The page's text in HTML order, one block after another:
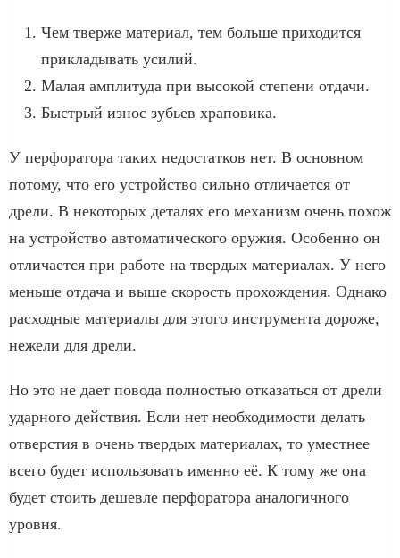
Чем тверже материал, тем больше приходится
прикладывать усилий.
Малая амплитуда при высокой степени отдачи.
Быстрый износ зубьев храповика.
У перфоратора таких недостатков нет. В основном
потому, что его устройство сильно отличается от
дрели. В некоторых деталях его механизм очень похож
на устройство автоматического оружия. Особенно он
отличается при работе на твердых материалах. У него
меньше отдача и выше скорость прохождения. Однако
расходные материалы для этого инструмента дороже,
нежели для дрели.
Но это не дает повода полностью отказаться от дрели
ударного действия. Если нет необходимости делать
отверстия в очень твердых материалах, то уместнее
всего будет использовать именно её. К тому же она
будет стоить дешевле перфоратора аналогичного
уровня.